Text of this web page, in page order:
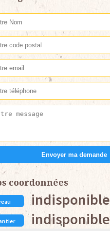
coordonnées
indisponible
indisponible